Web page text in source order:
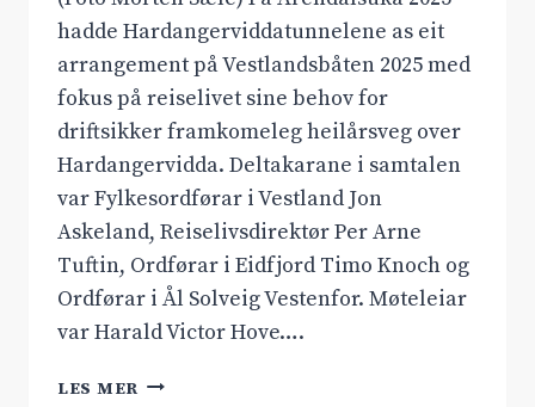
hadde Hardangerviddatunnelene as eit
arrangement på Vestlandsbåten 2025 med
fokus på reiselivet sine behov for
driftsikker framkomeleg heilårsveg over
Hardangervidda. Deltakarane i samtalen
var Fylkesordførar i Vestland Jon
Askeland, Reiselivsdirektør Per Arne
Tuftin, Ordførar i Eidfjord Timo Knoch og
Ordførar i Ål Solveig Vestenfor. Møteleiar
var Harald Victor Hove….
LES MER DYRANUTTUNNELEN